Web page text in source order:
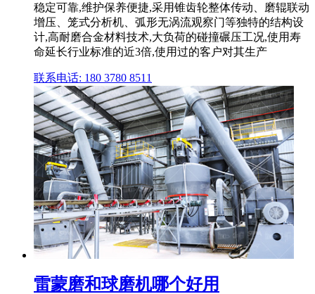
稳定可靠,维护保养便捷,采用锥齿轮整体传动、磨辊联动
增压、笼式分析机、弧形无涡流观察门等独特的结构设
计,高耐磨合金材料技术,大负荷的碰撞碾压工况,使用寿
命延长行业标准的近3倍,使用过的客户对其生产
联系电话: 180 3780 8511
雷蒙磨和球磨机哪个好用